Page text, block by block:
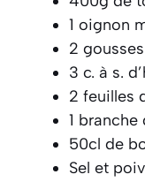
1 oignon
2
3 c. à s.
2 feuilles
1
50cl de
Sel et